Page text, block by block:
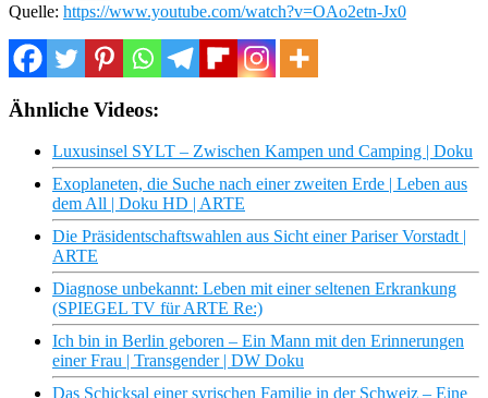
Quelle: https://www.youtube.com/watch?v=OAo2etn-Jx0
Ähnliche Videos:
Luxusinsel SYLT – Zwischen Kampen und Camping | Doku
Exoplaneten, die Suche nach einer zweiten Erde | Leben aus
dem All | Doku HD | ARTE
Die Präsidentschaftswahlen aus Sicht einer Pariser Vorstadt |
ARTE
Diagnose unbekannt: Leben mit einer seltenen Erkrankung
(SPIEGEL TV für ARTE Re:)
Ich bin in Berlin geboren – Ein Mann mit den Erinnerungen
einer Frau | Transgender | DW Doku
Das Schicksal einer syrischen Familie in der Schweiz – Eine